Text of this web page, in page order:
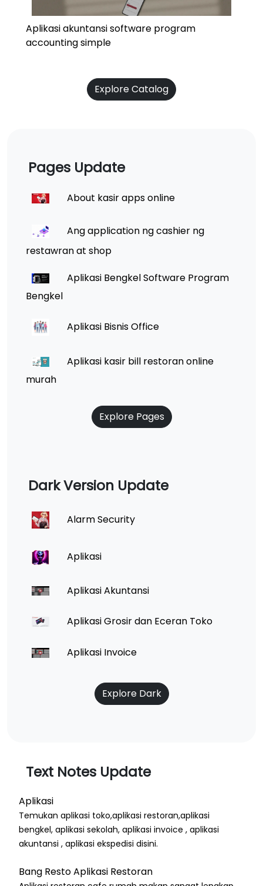
Aplikasi akuntansi software program
accounting simple
Explore Catalog
Pages Update
About kasir apps online
Ang application ng cashier ng
restawran at shop
Aplikasi Bengkel Software Program
Bengkel
Aplikasi Bisnis Office
Aplikasi kasir bill restoran online
murah
Explore Pages
Dark Version Update
Alarm Security
Aplikasi
Aplikasi Akuntansi
Aplikasi Grosir dan Eceran Toko
Aplikasi Invoice
Explore Dark
Text Notes Update
Aplikasi
Temukan aplikasi toko,aplikasi restoran,aplikasi
bengkel, aplikasi sekolah, aplikasi invoice , aplikasi
akuntansi , aplikasi ekspedisi disini.
Bang Resto Aplikasi Restoran